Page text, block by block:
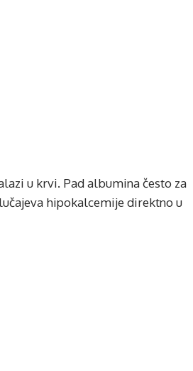
u krvi. Pad albumina često za
hipokalcemije direktno u